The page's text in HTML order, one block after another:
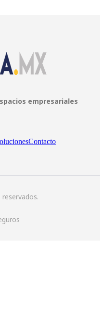
empresariales
Contacto